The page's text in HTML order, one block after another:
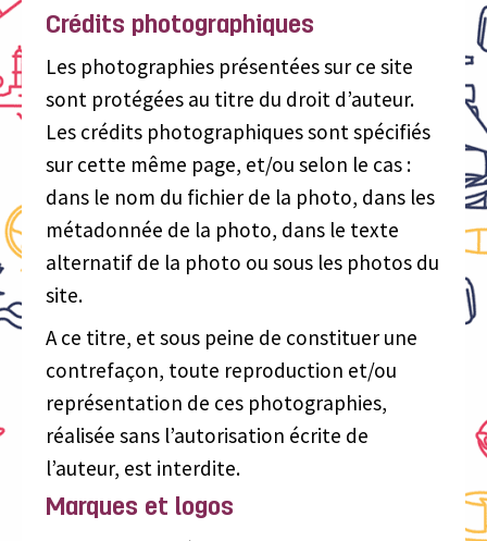
Crédits photographiques
Les photographies présentées sur ce site
sont protégées au titre du droit d’auteur.
Les crédits photographiques sont spécifiés
sur cette même page, et/ou selon le cas :
dans le nom du fichier de la photo, dans les
métadonnée de la photo, dans le texte
alternatif de la photo ou sous les photos du
site.
A ce titre, et sous peine de constituer une
contrefaçon, toute reproduction et/ou
représentation de ces photographies,
réalisée sans l’autorisation écrite de
l’auteur, est interdite.
Marques et logos